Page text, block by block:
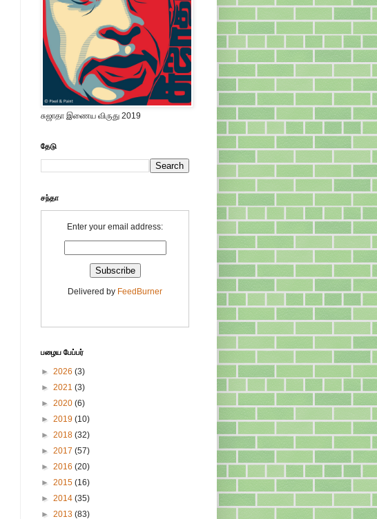
சுஜாதா இணைய விருது 2019
தேடு
சந்தா
Enter your email address:
Delivered by FeedBurner
பழைய பேப்பர்
► 2026 (3)
► 2021 (3)
► 2020 (6)
► 2019 (10)
► 2018 (32)
► 2017 (57)
► 2016 (20)
► 2015 (16)
► 2014 (35)
► 2013 (83)